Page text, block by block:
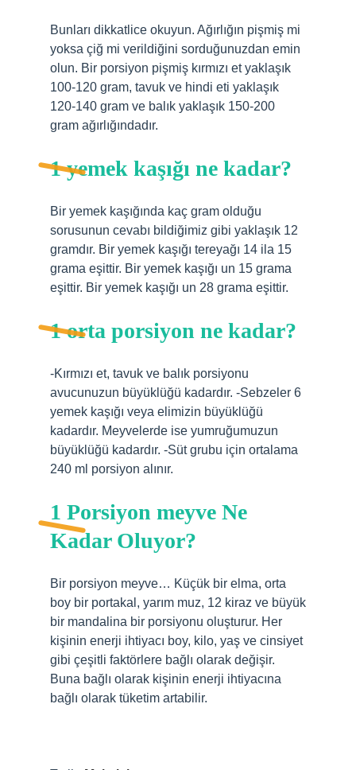
Bunları dikkatlice okuyun. Ağırlığın pişmiş mi
yoksa çiğ mi verildiğini sorduğunuzdan emin
olun. Bir porsiyon pişmiş kırmızı et yaklaşık
100-120 gram, tavuk ve hindi eti yaklaşık
120-140 gram ve balık yaklaşık 150-200
gram ağırlığındadır.
1 yemek kaşığı ne kadar?
Bir yemek kaşığında kaç gram olduğu
sorusunun cevabı bildiğimiz gibi yaklaşık 12
gramdır. Bir yemek kaşığı tereyağı 14 ila 15
grama eşittir. Bir yemek kaşığı un 15 grama
eşittir. Bir yemek kaşığı un 28 grama eşittir.
1 orta porsiyon ne kadar?
-Kırmızı et, tavuk ve balık porsiyonu
avucunuzun büyüklüğü kadardır. -Sebzeler 6
yemek kaşığı veya elimizin büyüklüğü
kadardır. Meyvelerde ise yumruğumuzun
büyüklüğü kadardır. -Süt grubu için ortalama
240 ml porsiyon alınır.
1 Porsiyon meyve Ne
Kadar Oluyor?
Bir porsiyon meyve… Küçük bir elma, orta
boy bir portakal, yarım muz, 12 kiraz ve büyük
bir mandalina bir porsiyonu oluşturur. Her
kişinin enerji ihtiyacı boy, kilo, yaş ve cinsiyet
gibi çeşitli faktörlere bağlı olarak değişir.
Buna bağlı olarak kişinin enerji ihtiyacına
bağlı olarak tüketim artabilir.